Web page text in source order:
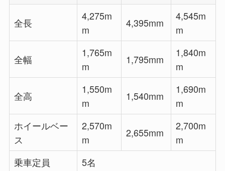
全長
4,275m
m
4,395mm
4,545m
m
全幅
1,765m
m
1,795mm
1,840m
m
全高
1,550m
m
1,540mm
1,690m
m
ホイールベー
ス
2,570m
m
2,655mm
2,700m
m
乗車定員
5名